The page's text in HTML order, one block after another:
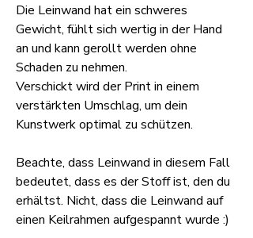
Die Leinwand hat ein schweres
Gewicht, fühlt sich wertig in der Hand
an und kann gerollt werden ohne
Schaden zu nehmen.
Verschickt wird der Print in einem
verstärkten Umschlag, um dein
Kunstwerk optimal zu schützen.
Beachte, dass Leinwand in diesem Fall
bedeutet, dass es der Stoff ist, den du
erhältst. Nicht, dass die Leinwand auf
einen Keilrahmen aufgespannt wurde :)